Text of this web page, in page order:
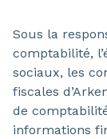
Sous la
comptabilité,
sociaux, les
fiscales
de
informations